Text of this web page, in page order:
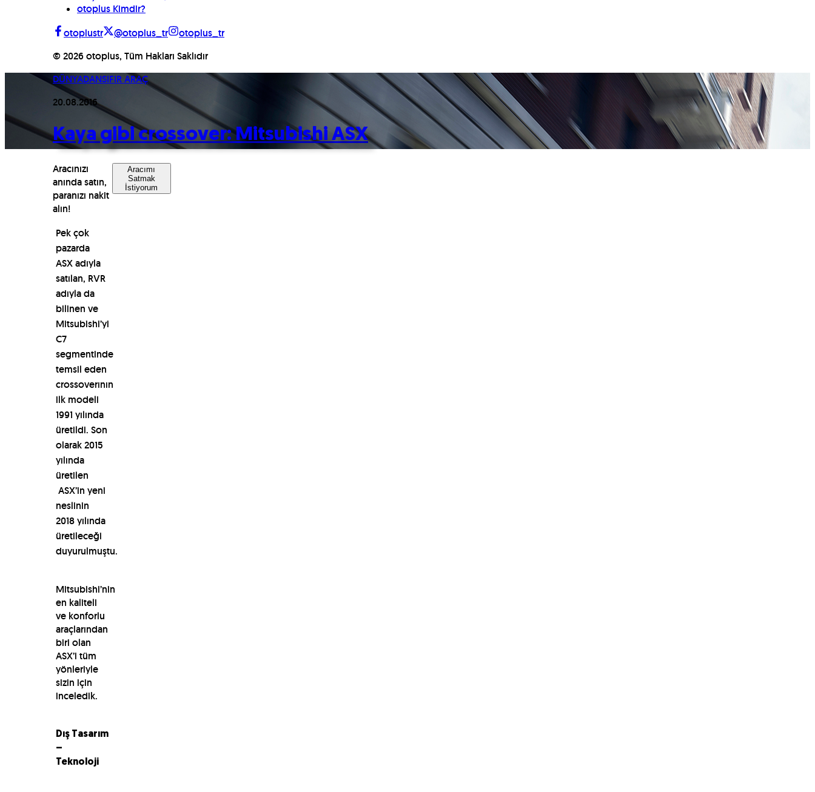
otoplus Kimdir?
otoplustr
@otoplus_tr
otoplus_tr
© 2026 otoplus, Tüm Hakları Saklıdır
DÜNYADANSIFIR ARAÇ
20.08.2016
Kaya gibi crossover: Mitsubishi ASX
Aracınızı
anında satın,
paranızı nakit
alın!
Aracımı
Satmak
İstiyorum
Pek çok
pazarda
ASX adıyla
satılan, RVR
adıyla da
bilinen ve
Mitsubishi’yi
C7
segmentinde
temsil eden
crossoverının
ilk modeli
1991 yılında
üretildi. Son
olarak 2015
yılında
üretilen
ASX’in yeni
neslinin
2018 yılında
üretileceği
duyurulmuştu.
Mitsubishi’nin
en kaliteli
ve konforlu
araçlarından
biri olan
ASX’i tüm
yönleriyle
sizin için
inceledik.
Dış Tasarım
–
Teknoloji